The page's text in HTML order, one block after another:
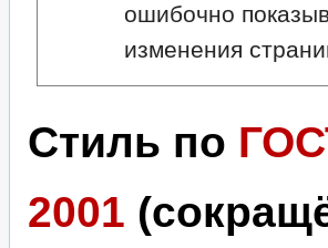
ошибочно
изменения
Стиль по
2001